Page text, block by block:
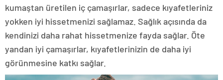
kumaştan üretilen iç çamaşırlar, sadece kıyafetleriniz
yokken iyi hissetmenizi sağlamaz. Sağlık açısında da
kendinizi daha rahat hissetmenize fayda sağlar. Öte
yandan iyi çamaşırlar, kıyafetlerinizin de daha iyi
görünmesine katkı sağlar.